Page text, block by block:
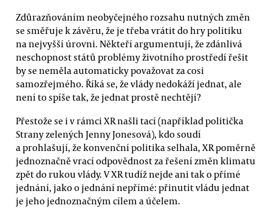
Zdůrazňováním neobyčejného rozsahu nutných změn
se směřuje k závěru, že je třeba vrátit do hry politiku
na nejvyšší úrovni. Někteří argumentují, že zdánlivá
neschopnost států problémy životního prostředí řešit
by se neměla automaticky považovat za cosi
samozřejmého. Říká se, že vlády nedokáží jednat, ale
není to spíše tak, že jednat prostě nechtějí?
Přestože se i v rámci XR našli tací (například politička
Strany zelených Jenny Jonesová), kdo soudí
a prohlašují, že konvenční politika selhala, XR poměrně
jednoznačně vrací odpovědnost za řešení změn klimatu
zpět do rukou vlády. V XR tudíž nejde ani tak o přímé
jednání, jako o jednání nepřímé: přinutit vládu jednat
je jeho jednoznačným cílem a účelem.